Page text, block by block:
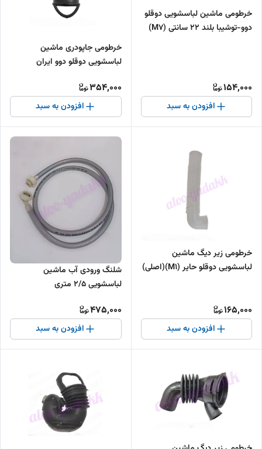
خرطومی ماشین لباسشویی دوقلو
دوو-توشیبا بلند ۲۲ سانتی (M7)
154,000
افزودن به سبد
خرطومی جاپودری ماشین
لباسشویی دوقلو دوو ایران
354,000
افزودن به سبد
خرطومی زیر دیگ ماشین
لباسشویی دوقلو حایر (M1)(اصلی)
165,000
افزودن به سبد
شلنگ ورودی آب ماشین
لباسشویی ۲/۵ متری
475,000
افزودن به سبد